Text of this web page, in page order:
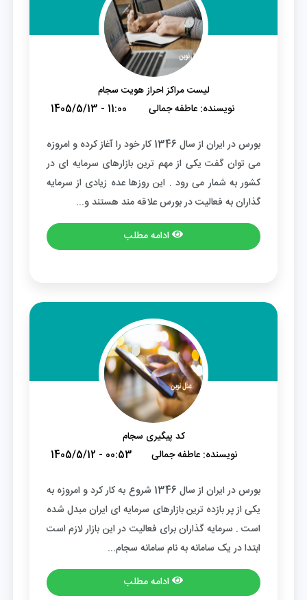
لیست مراکز احراز هویت سجام
1405/5/13 - 11:00 نویسنده:عاطفه جمالی
بورس در ایران از سال 1346 کار خود را آغاز کرده و امروزه
می توان گفت یکی از مهم ترین بازارهای سرمایه ای در
کشور به شمار می رود . این روزها عده زیادی از سرمایه
گذاران به فعالیت در بورس علاقه مند هستند و...
ادامه مطلب
کد پیگیری سجام
1405/5/12 - 00:53 نویسنده:عاطفه جمالی
بورس در ایران از سال 1346 شروع به کار کرد و امروزه به
یکی از پر بازده ترین بازارهای سرمایه ای ایران مبدل شده
است . سرمایه گذاران برای فعالیت در این بازار لازم است
ابتدا در یک سامانه به نام سامانه سجام...
ادامه مطلب